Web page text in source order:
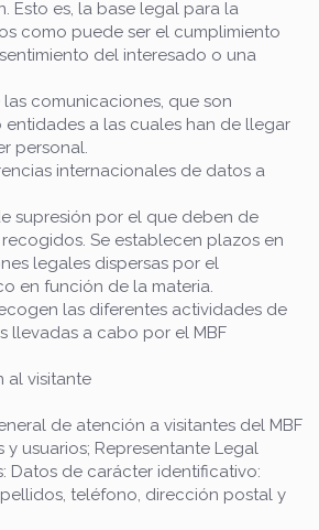
Esto es, la base legal para la
como puede ser el cumplimiento
del interesado o una
comunicaciones, que son
entidades a las cuales han de llegar
personal.
internacionales de datos a
supresión por el que deben de
Se establecen plazos en
legales dispersas por el
en función de la materia.
las diferentes actividades de
llevadas a cabo por el MBF
al visitante
de atención a visitantes del MBF
y usuarios; Representante Legal
Datos de carácter identificativo:
teléfono, dirección postal y